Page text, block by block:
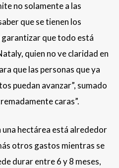
no solamente a las
que se tienen los
que todo está
quien no ve claridad en
que las personas que ya
puedan avanzar”, sumado
caras”.
una hectárea está alrededor
otros gastos mientras se
durar entre 6 y 8 meses,